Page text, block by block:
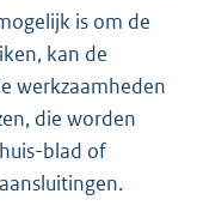
is om de
kan de
werkzaamheden
die worden
blad of